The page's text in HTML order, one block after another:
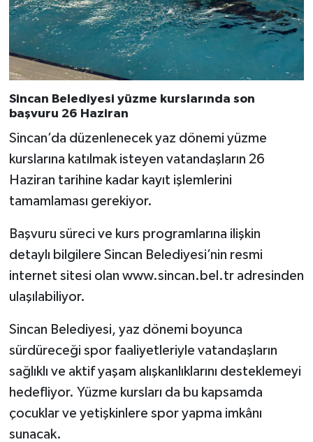
Sincan Belediyesi yüzme kurslarında son
başvuru 26 Haziran
Sincan’da düzenlenecek yaz dönemi yüzme
kurslarına katılmak isteyen vatandaşların 26
Haziran tarihine kadar kayıt işlemlerini
tamamlaması gerekiyor.
Başvuru süreci ve kurs programlarına ilişkin
detaylı bilgilere Sincan Belediyesi’nin resmi
internet sitesi olan www.sincan.bel.tr adresinden
ulaşılabiliyor.
Sincan Belediyesi, yaz dönemi boyunca
sürdüreceği spor faaliyetleriyle vatandaşların
sağlıklı ve aktif yaşam alışkanlıklarını desteklemeyi
hedefliyor. Yüzme kursları da bu kapsamda
çocuklar ve yetişkinlere spor yapma imkânı
sunacak.